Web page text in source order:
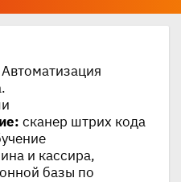
Автоматизация
сканер штрих кода
и кассира,
базы по